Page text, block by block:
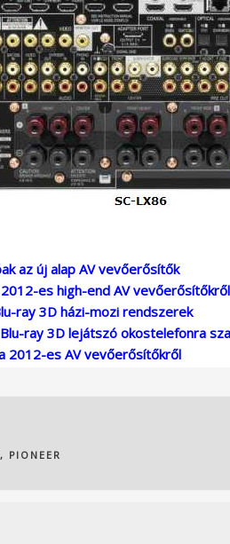
az új alap AV vevőerősítők
es high-end AV vevőerősítőkről
ray 3D házi-mozi rendszerek
ray 3D lejátszó okostelefonra
2012-es AV vevőerősítőkről
, PIONEER